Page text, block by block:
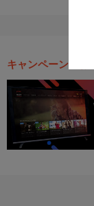
キャンペーン・お